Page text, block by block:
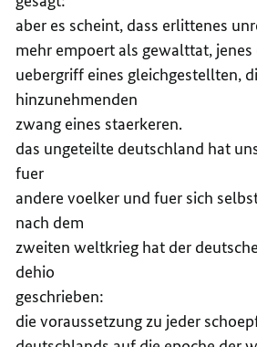
aber es scheint, dass erlittenes
mehr empoert als gewalttat,
uebergriff eines gleichgestellten,
hinzunehmenden
zwang eines staerkeren.
das ungeteilte deutschland hat
fuer
andere voelker und fuer sich
nach dem
zweiten weltkrieg hat der
dehio
geschrieben:
die voraussetzung zu jeder